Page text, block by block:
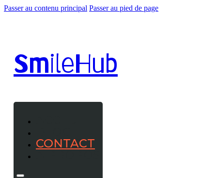
Passer au contenu principal Passer au pied de page
SmileHub
CONTACT